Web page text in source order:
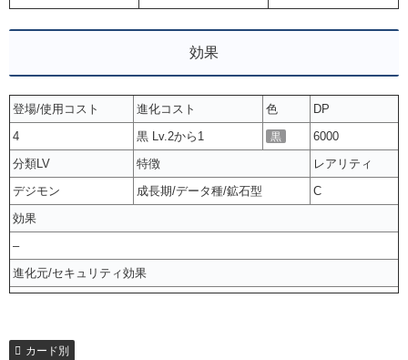
効果
登場/使用コスト 進化コスト 色
DP
4
黒 Lv.2から1 黒
6000
分類LV
特徴
レアリティ
デジモン
成長期/データ種/鉱石型
C
効果
–
進化元/セキュリティ効果
カード別